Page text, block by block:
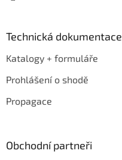
Technická dokumentace
Katalogy + formuláře
Prohlášení o shodě
Propagace
Obchodní partneři